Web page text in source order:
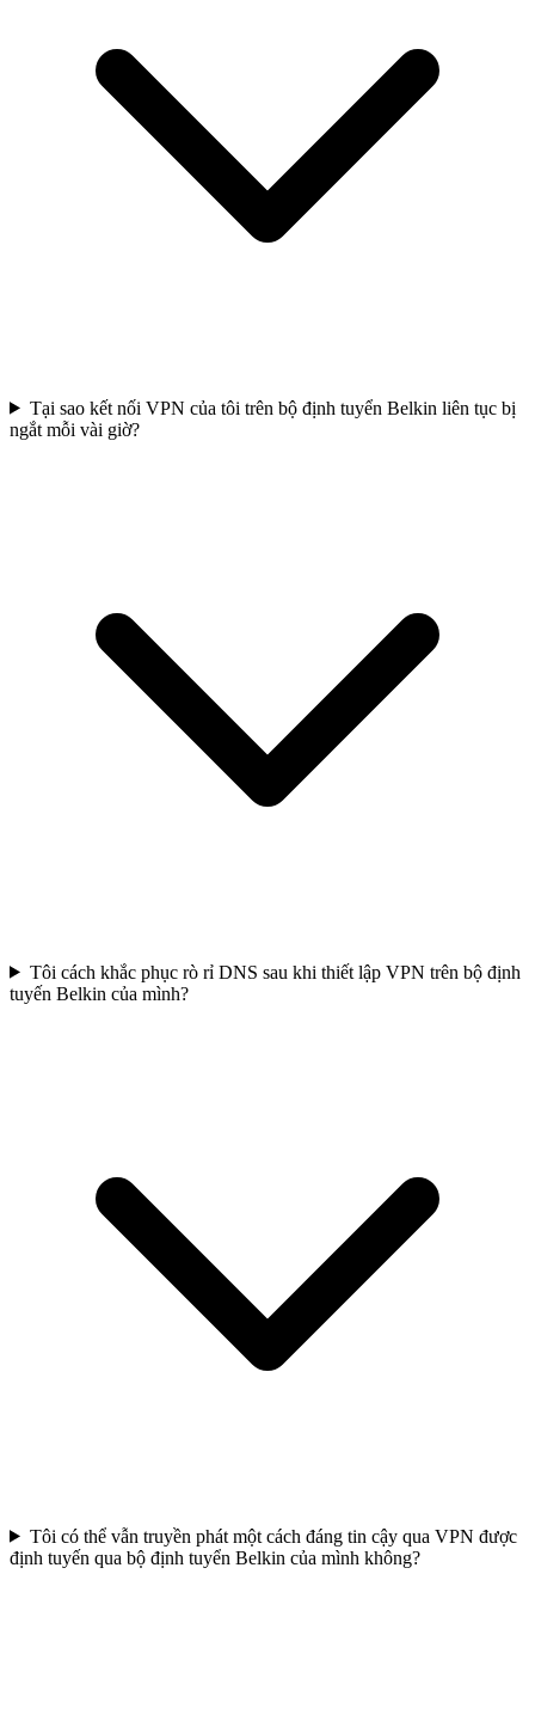
Tại sao kết nối VPN của tôi trên bộ định tuyển Belkin liên tục bị
ngắt mỗi vài giờ?
Tôi cách khắc phục rò rỉ DNS sau khi thiết lập VPN trên bộ định
tuyến Belkin của mình?
Tôi có thể vẫn truyền phát một cách đáng tin cậy qua VPN được
định tuyến qua bộ định tuyển Belkin của mình không?